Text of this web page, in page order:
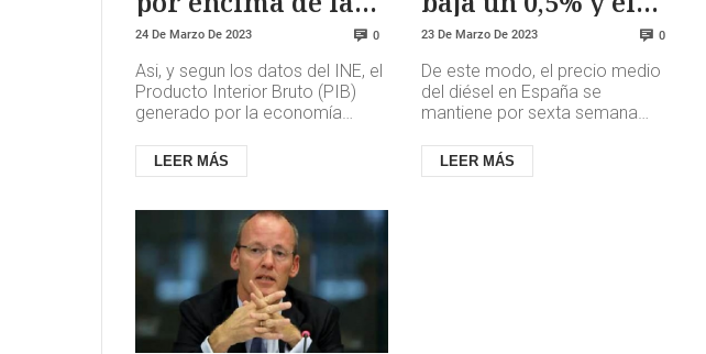
previsiones
24 De Marzo De 2023 0
Asi, y segun los datos del INE, el
Producto Interior Bruto (PIB)
generado por la economía
de volumen encadenado con ...
LEER MÁS
del diésel un 1,31%
23 De Marzo De 2023 0
De este modo, el precio medio
del diésel en España se
mantiene por sexta semana
gasolina, como era habitual
ante...
LEER MÁS